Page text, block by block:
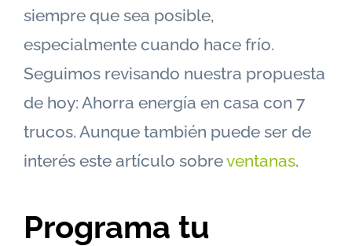
siempre que sea posible,
especialmente cuando hace frío.
Seguimos revisando nuestra propuesta
de hoy: Ahorra energía en casa con 7
trucos. Aunque también puede ser de
interés este artículo sobreventanas.
Programa tu